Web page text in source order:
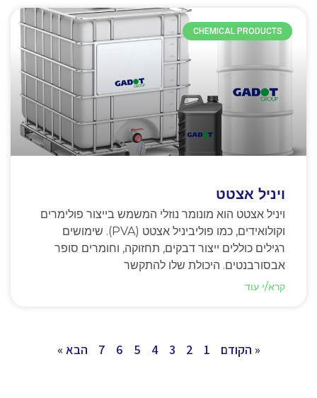
CHEMICAL PRODUCTS
ויניל אצטט
ויניל אצטט הוא מונומר נוזלי המשמש בייצור פולימרים
וקולואידים, כמו פוליביניל אצטט (PVA). שימושים
רגילים כוללים ייצור דבקים, תחזוקה, וחומרים סופר
אבסורבנטים. היכולת שלו להתקשר
קרא/י עוד
« הקודם 1
2
3
4
5
6
7 הבא »